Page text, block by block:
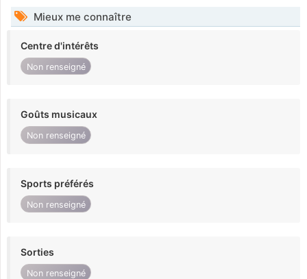
Mieux me connaître
Centre d'intérêts
Non renseigné
Goûts musicaux
Non renseigné
Sports préférés
Non renseigné
Sorties
Non renseigné